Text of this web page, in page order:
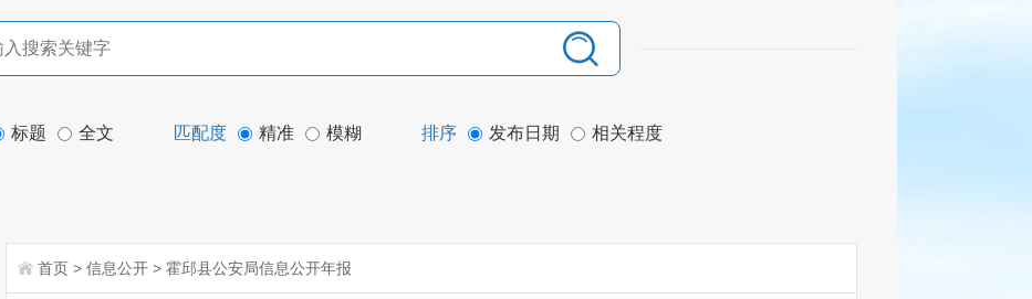
标题 全文 匹配度 精准 模糊 排序 发布日期 相关程度
首页 > 信息公开 > 霍邱县公安局信息公开年报